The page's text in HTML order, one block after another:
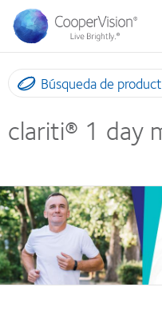
Pasar
contenido
principal
Búsqueda de
clariti® 1 day